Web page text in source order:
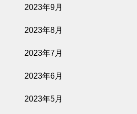
2023年9月
2023年8月
2023年7月
2023年6月
2023年5月